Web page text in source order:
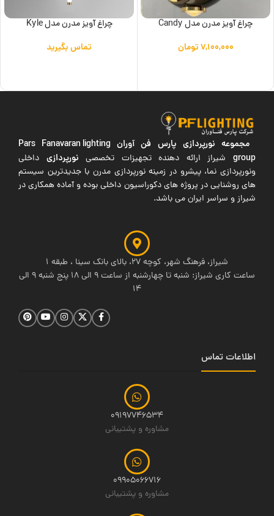
چراغ آویز مدرن مدل Candy
۷,۱۰۰,۰۰۰تومان
چراغ آویز مدرن مدل Kyle
تماس بگیرید
مجموعه نورپردازی پارس فن آوران Pars Fanavaran lighting
groupشیراز ارائه دهنده تجهیزات تخصصی نورپردازی داخلی
ونورپردازی نما، پیشرو در زمینه نورپردازی مدرن با جدیدترین سیستم
های روشنایی در پروژه های دکوراسیون داخلی بوده و آماده همکاری در
شیراز و سراسر ایران می باشد.
شیراز، فرهنگ شهر، کوچه 27، بالای بانک سینا ، طبقه 1
ساعت کاری شیراز: شنبه تا چهارشنبه از ساعت 9 الی 18 پنج شنبه 9 الی
14
اطلاعات تماس
09197746534
مشاوره و پشتیبانی
09905066716
مشاوره و پشتیبانی